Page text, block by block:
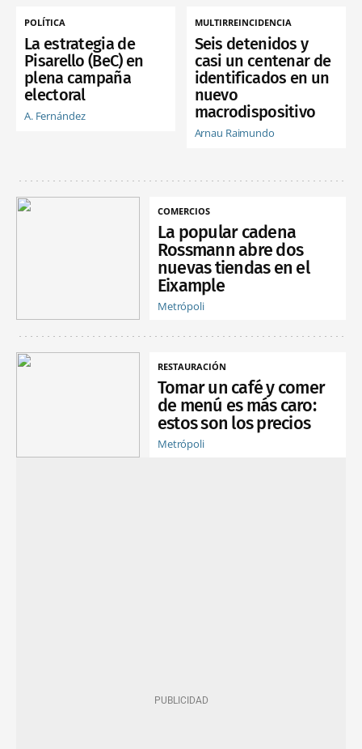
POLÍTICA
La estrategia de
Pisarello (BeC) en
plena campaña
electoral
A. Fernández
MULTIRREINCIDENCIA
Seis detenidos y
casi un centenar de
identificados en un
nuevo
macrodispositivo
Arnau Raimundo
COMERCIOS
La popular cadena
Rossmann abre dos
nuevas tiendas en el
Eixample
Metrópoli
RESTAURACIÓN
Tomar un café y comer
de menú es más caro:
estos son los precios
Metrópoli